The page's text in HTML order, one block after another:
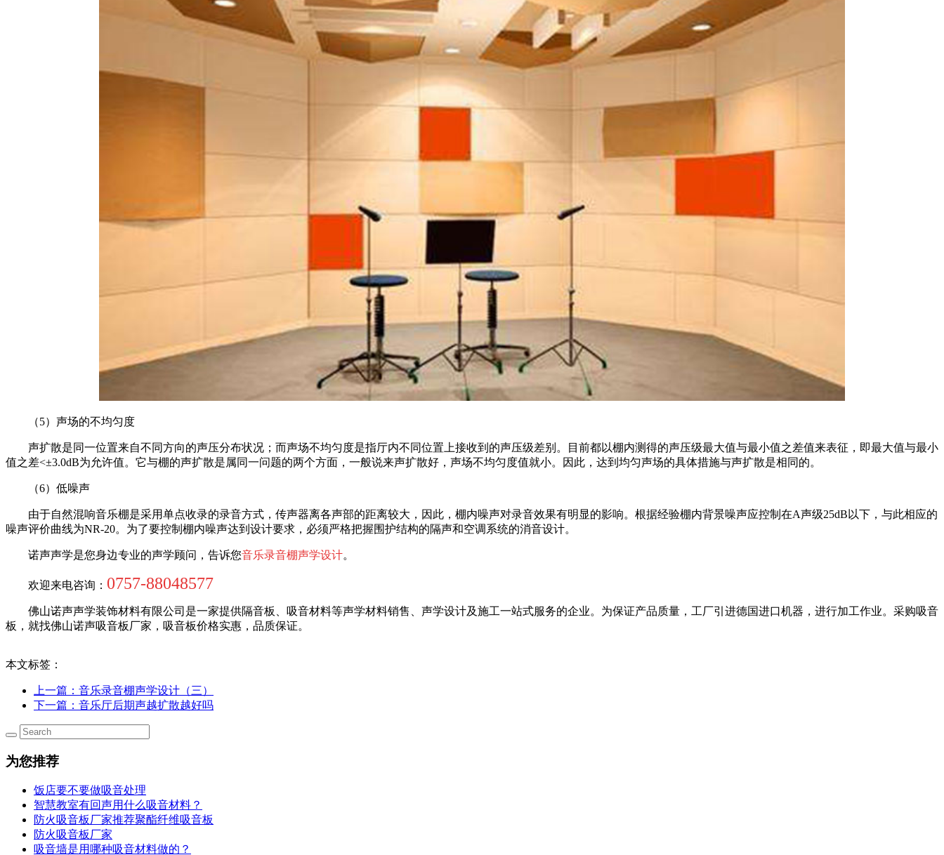
（5）声场的不均匀度
声扩散是同一位置来自不同方向的声压分布状况；而声场不均匀度是指厅内不同位置上接收到的声压级差别。目前都以棚内测得的声压级最大值与最小值之差值来表征，即最大值与最小
值之差<±3.0dB为允许值。它与棚的声扩散是属同一问题的两个方面，一般说来声扩散好，声场不均匀度值就小。因此，达到均匀声场的具体措施与声扩散是相同的。
（6）低噪声
由于自然混响音乐棚是采用单点收录的录音方式，传声器离各声部的距离较大，因此，棚内噪声对录音效果有明显的影响。根据经验棚内背景噪声应控制在A声级25dB以下，与此相应的
噪声评价曲线为NR-20。为了要控制棚内噪声达到设计要求，必须严格把握围护结构的隔声和空调系统的消音设计。
诺声声学是您身边专业的声学顾问，告诉您音乐录音棚声学设计。
欢迎来电咨询： 0757-88048577
佛山诺声声学装饰材料有限公司是一家提供隔音板、吸音材料等声学材料销售、声学设计及施工一站式服务的企业。为保证产品质量，工厂引进德国进口机器，进行加工作业。采购吸音
板，就找佛山诺声吸音板厂家，吸音板价格实惠，品质保证。
本文标签：
上一篇 ：音乐录音棚声学设计（三）
下一篇 ：音乐厅后期声越扩散越好吗
为您推荐
饭店要不要做吸音处理
智慧教室有回声用什么吸音材料？
防火吸音板厂家推荐聚酯纤维吸音板
防火吸音板厂家
吸音墙是用哪种吸音材料做的？